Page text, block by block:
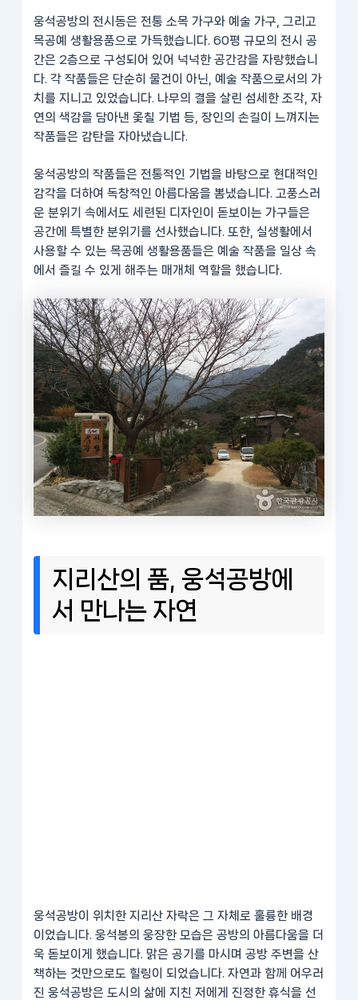
웅석공방의 전시동은 전통 소목 가구와 예술 가구, 그리고
목공예 생활용품으로 가득했습니다. 60평 규모의 전시 공
간은 2층으로 구성되어 있어 넉넉한 공간감을 자랑했습니
다. 각 작품들은 단순히 물건이 아닌, 예술 작품으로서의 가
치를 지니고 있었습니다. 나무의 결을 살린 섬세한 조각, 자
연의 색감을 담아낸 옻칠 기법 등, 장인의 손길이 느껴지는
작품들은 감탄을 자아냈습니다.
웅석공방의 작품들은 전통적인 기법을 바탕으로 현대적인
감각을 더하여 독창적인 아름다움을 뽐냈습니다. 고풍스러
운 분위기 속에서도 세련된 디자인이 돋보이는 가구들은
공간에 특별한 분위기를 선사했습니다. 또한, 실생활에서
사용할 수 있는 목공예 생활용품들은 예술 작품을 일상 속
에서 즐길 수 있게 해주는 매개체 역할을 했습니다.
지리산의 품, 웅석공방에
서 만나는 자연
웅석공방이 위치한 지리산 자락은 그 자체로 훌륭한 배경
이었습니다. 웅석봉의 웅장한 모습은 공방의 아름다움을 더
욱 돋보이게 했습니다. 맑은 공기를 마시며 공방 주변을 산
책하는 것만으로도 힐링이 되었습니다. 자연과 함께 어우러
진 웅석공방은 도시의 삶에 지친 저에게 진정한 휴식을 선